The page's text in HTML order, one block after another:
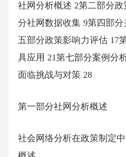
社网分析概述 2第二部分
分社网数据收集 9第四部
五部分政策影响力评估 17
具应用 21第七部分案例分
面临挑战与对策 28
第一部分社网分析概述
社会网络分析在政策制定